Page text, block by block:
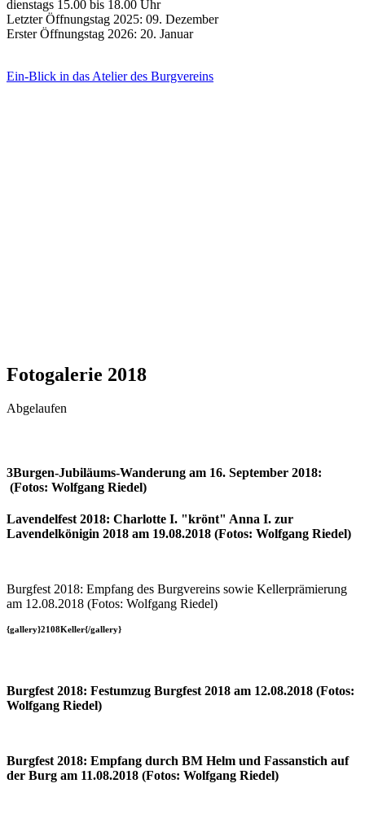
dienstags 15.00 bis 18.00 Uhr
Letzter Öffnungstag 2025: 09. Dezember
Erster Öffnungstag 2026: 20. Januar
Ein-Blick in das Atelier des Burgvereins
Fotogalerie 2018
Abgelaufen
3Burgen-Jubiläums-Wanderung am 16. September 2018:
(Fotos: Wolfgang Riedel)
Lavendelfest 2018: Charlotte I. "krönt" Anna I. zur
Lavendelkönigin 2018 am 19.08.2018 (Fotos: Wolfgang Riedel)
Burgfest 2018: Empfang des Burgvereins sowie Kellerprämierung
am 12.08.2018 (Fotos: Wolfgang Riedel)
{gallery}2108Keller{/gallery}
Burgfest 2018: Festumzug Burgfest 2018 am 12.08.2018 (Fotos:
Wolfgang Riedel)
Burgfest 2018: Empfang durch BM Helm und Fassanstich auf
der Burg am 11.08.2018 (Fotos: Wolfgang Riedel)